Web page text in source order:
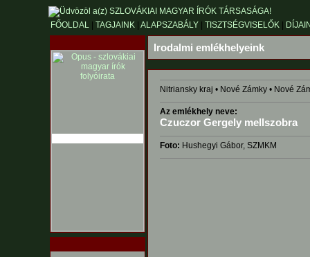
FŐOLDAL TAGJAINK ALAPSZABÁLY TISZTSÉGVISELŐK
Irodalmi emlékhelyeink
Nitriansky kraj • Nové Zámky • Nové
Az emlékhely neve:
Czuczor Gergely mellszobra
Foto: Hushegyi Gábor, SZMKM